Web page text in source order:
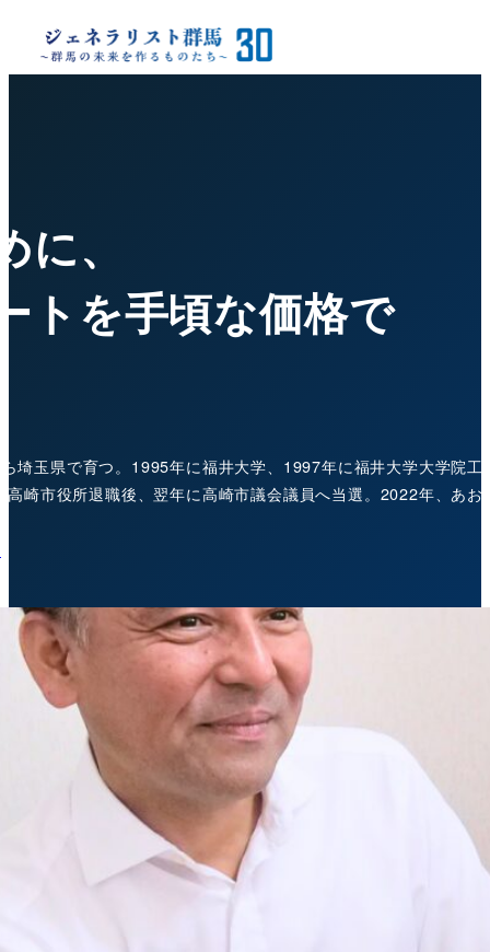
、
トを手頃な価格で
埼玉県で育つ。1995年に福井大学、1997年に福井大学大学院
崎市役所退職後、翌年に高崎市議会議員へ当選。2022年、あ